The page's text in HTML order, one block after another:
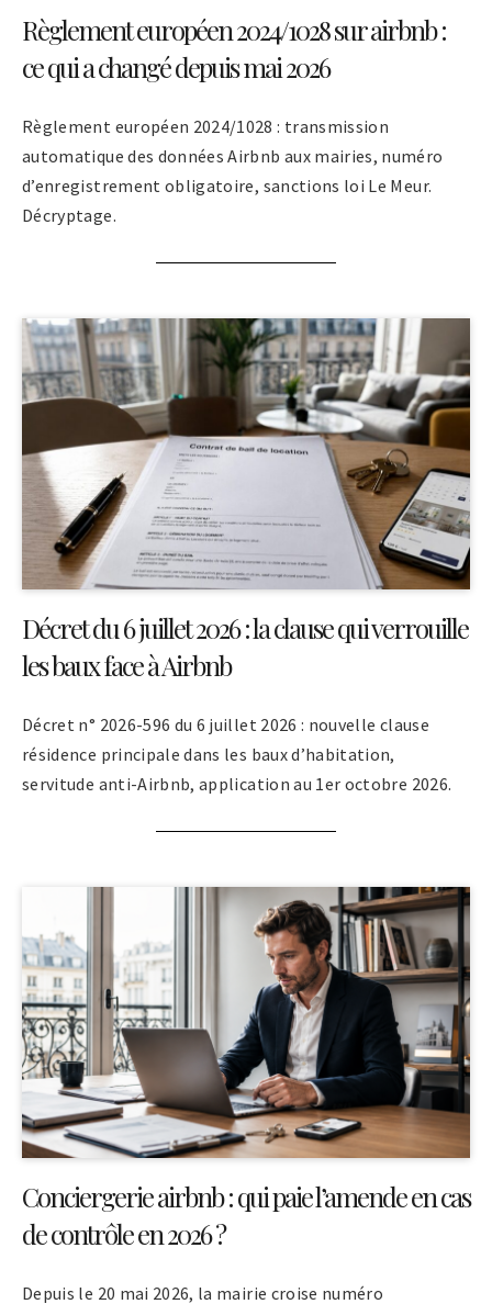
Règlement européen 2024/1028 sur airbnb :
ce qui a changé depuis mai 2026
Règlement européen 2024/1028 : transmission
automatique des données Airbnb aux mairies, numéro
d’enregistrement obligatoire, sanctions loi Le Meur.
Décryptage.
Décret du 6 juillet 2026 : la clause qui verrouille
les baux face à Airbnb
Décret n° 2026-596 du 6 juillet 2026 : nouvelle clause
résidence principale dans les baux d’habitation,
servitude anti-Airbnb, application au 1er octobre 2026.
Conciergerie airbnb : qui paie l’amende en cas
de contrôle en 2026 ?
Depuis le 20 mai 2026, la mairie croise numéro